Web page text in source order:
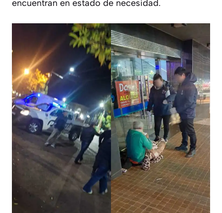
encuentran en estado de necesidad.